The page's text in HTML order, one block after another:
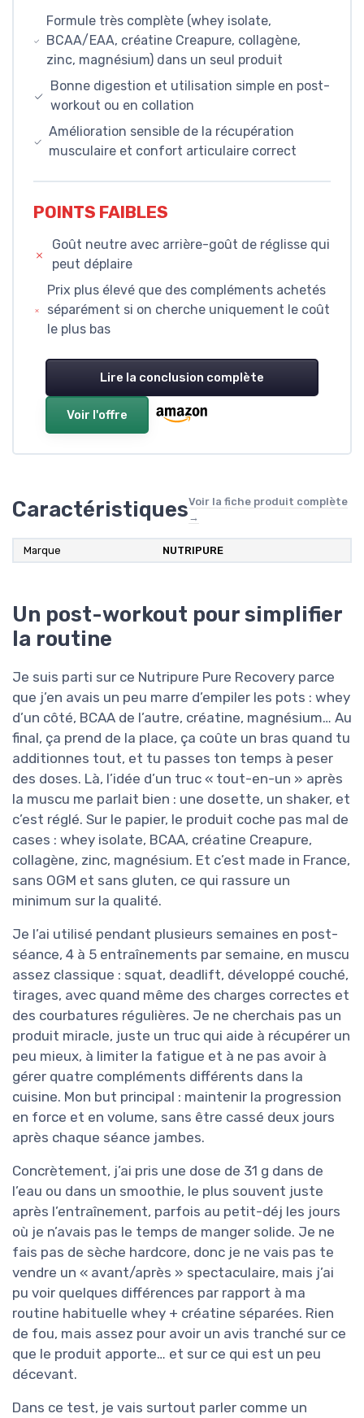
Formule très complète (whey isolate,
BCAA/EAA, créatine Creapure, collagène,
zinc, magnésium) dans un seul produit
Bonne digestion et utilisation simple en post-
workout ou en collation
Amélioration sensible de la récupération
musculaire et confort articulaire correct
POINTS FAIBLES
Goût neutre avec arrière-goût de réglisse qui
peut déplaire
Prix plus élevé que des compléments achetés
séparément si on cherche uniquement le coût
le plus bas
Lire la conclusion complète
Voir l'offre
CaractéristiquesVoir la fiche produit complète
→
Marque NUTRIPURE
Un post-workout pour simplifier
la routine
Je suis parti sur ce Nutripure Pure Recovery parce
que j’en avais un peu marre d’empiler les pots : whey
d’un côté, BCAA de l’autre, créatine, magnésium… Au
final, ça prend de la place, ça coûte un bras quand tu
additionnes tout, et tu passes ton temps à peser
des doses. Là, l’idée d’un truc « tout-en-un » après
la muscu me parlait bien : une dosette, un shaker, et
c’est réglé. Sur le papier, le produit coche pas mal de
cases : whey isolate, BCAA, créatine Creapure,
collagène, zinc, magnésium. Et c’est made in France,
sans OGM et sans gluten, ce qui rassure un
minimum sur la qualité.
Je l’ai utilisé pendant plusieurs semaines en post-
séance, 4 à 5 entraînements par semaine, en muscu
assez classique : squat, deadlift, développé couché,
tirages, avec quand même des charges correctes et
des courbatures régulières. Je ne cherchais pas un
produit miracle, juste un truc qui aide à récupérer un
peu mieux, à limiter la fatigue et à ne pas avoir à
gérer quatre compléments différents dans la
cuisine. Mon but principal : maintenir la progression
en force et en volume, sans être cassé deux jours
après chaque séance jambes.
Concrètement, j’ai pris une dose de 31 g dans de
l’eau ou dans un smoothie, le plus souvent juste
après l’entraînement, parfois au petit-déj les jours
où je n’avais pas le temps de manger solide. Je ne
fais pas de sèche hardcore, donc je ne vais pas te
vendre un « avant/après » spectaculaire, mais j’ai
pu voir quelques différences par rapport à ma
routine habituelle whey + créatine séparées. Rien
de fou, mais assez pour avoir un avis tranché sur ce
que le produit apporte… et sur ce qui est un peu
décevant.
Dans ce test, je vais surtout parler comme un